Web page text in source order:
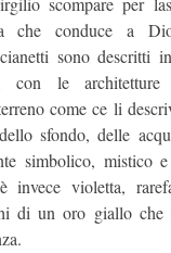
che conduce a
sono descritti
con le architetture
come ce li
sfondo, delle
simbolico, mistico
invece violetta,
di un oro giallo